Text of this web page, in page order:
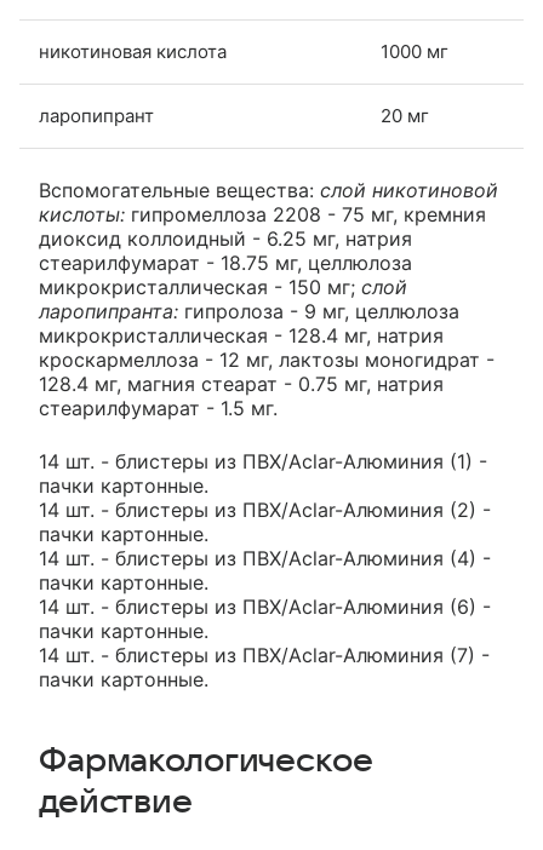
никотиновая кислота 1000 мг
ларопипрант 20 мг
Вспомогательные вещества: слой никотиновой
кислоты: гипромеллоза 2208 - 75 мг, кремния
диоксид коллоидный - 6.25 мг, натрия
стеарилфумарат - 18.75 мг, целлюлоза
микрокристаллическая - 150 мг; слой
ларопипранта: гипролоза - 9 мг, целлюлоза
микрокристаллическая - 128.4 мг, натрия
кроскармеллоза - 12 мг, лактозы моногидрат -
128.4 мг, магния стеарат - 0.75 мг, натрия
стеарилфумарат - 1.5 мг.
14 шт. - блистеры из ПВХ/Aclar-Алюминия (1) -
пачки картонные.
14 шт. - блистеры из ПВХ/Aclar-Алюминия (2) -
пачки картонные.
14 шт. - блистеры из ПВХ/Aclar-Алюминия (4) -
пачки картонные.
14 шт. - блистеры из ПВХ/Aclar-Алюминия (6) -
пачки картонные.
14 шт. - блистеры из ПВХ/Aclar-Алюминия (7) -
пачки картонные.
Фармакологическое
действие